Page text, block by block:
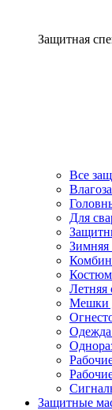
Защитная
Все
Для
Зимняя
Летняя
Мешки
Одежда
Защитные